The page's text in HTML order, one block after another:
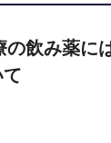
の飲み薬に